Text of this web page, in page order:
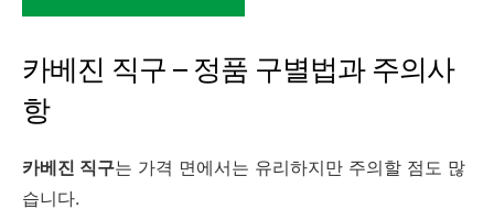
카베진 직구 – 정품 구별법과 주의사
항
카베진 직구는 가격 면에서는 유리하지만 주의할 점도 많
습니다.